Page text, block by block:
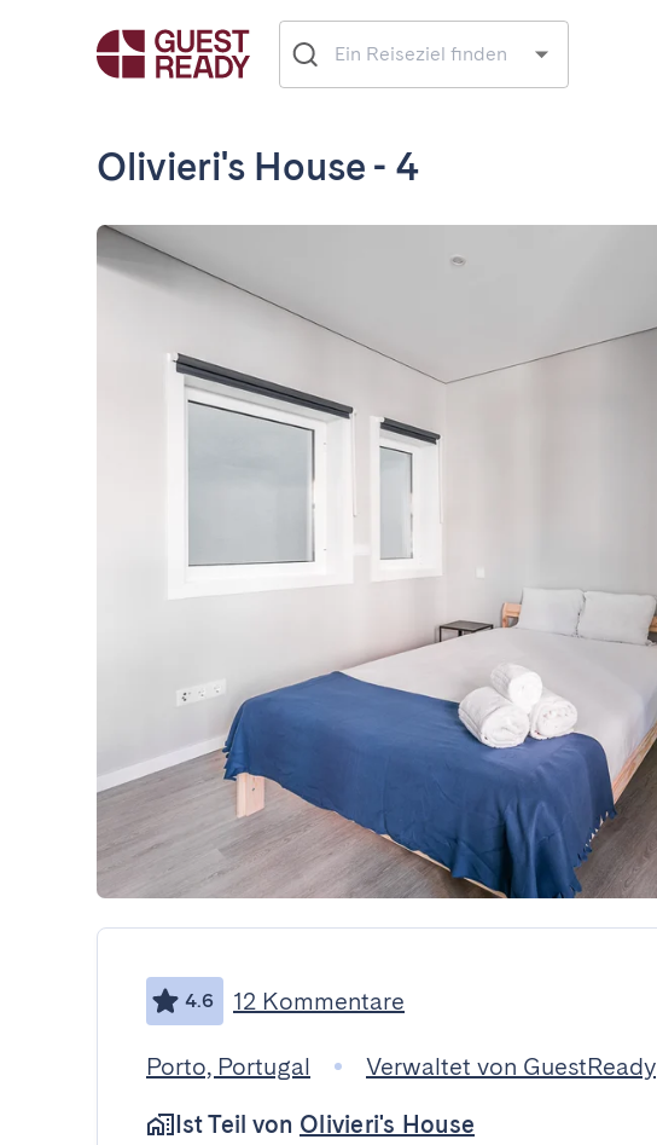
Olivieri's House - 4
4.6 12 Kommentare
Porto, Portugal
Verwaltet von GuestReady
Ist Teil von Olivieri's House